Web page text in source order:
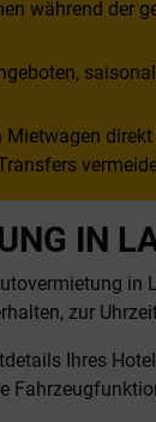
während der
Mietwagen
IN
zur
Ihres